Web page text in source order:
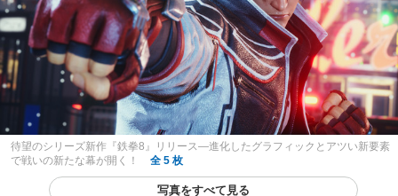
待望のシリーズ新作『鉄拳8』リリース―進化したグラフィックとアツい新要素
で戦いの新たな幕が開く！
全 5 枚
写真をすべて見る